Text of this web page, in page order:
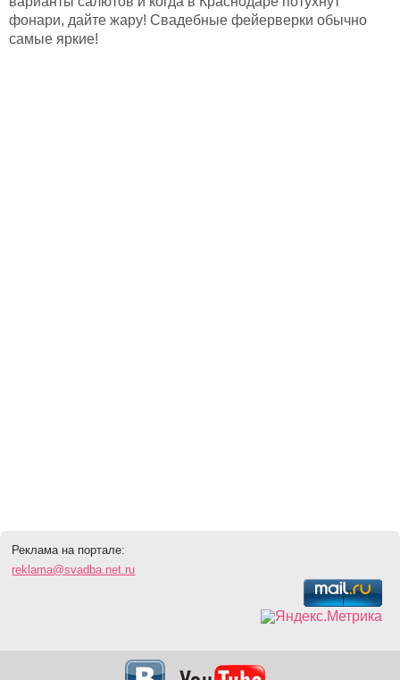
фонари, дайте жару! Свадебные фейерверки обычно
самые яркие!
Реклама на портале:
reklama@svadba.net.ru